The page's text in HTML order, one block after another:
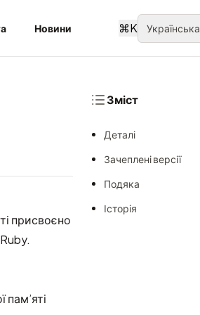
Новини ⌘K Українська
присвоєно
Зміст
Деталі
Зачеплені версії
Подяка
Історія